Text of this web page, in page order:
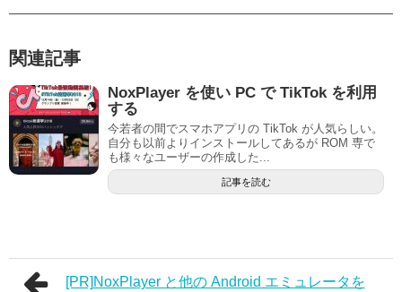
関連記事
NoxPlayer を使い PC で TikTok を利用
する
今若者の間でスマホアプリの TikTok が人気らしい。
自分も以前よりインストールしてあるが ROM 専で
も様々なユーザーの作成した...
記事を読む
[PR]NoxPlayer と他の Android エミュレータを